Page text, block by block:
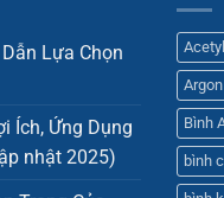
Lựa Chọn
Ích, Ứng Dụng
nhật 2025)
Bình
bình